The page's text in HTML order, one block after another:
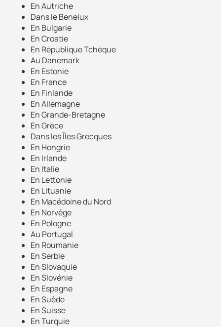
En Autriche
Dans le Benelux
En Bulgarie
En Croatie
En République Tchèque
Au Danemark
En Estonie
En France
En Finlande
En Allemagne
En Grande-Bretagne
En Grèce
Dans les Îles Grecques
En Hongrie
En Irlande
En Italie
En Lettonie
En Lituanie
En Macédoine du Nord
En Norvège
En Pologne
Au Portugal
En Roumanie
En Serbie
En Slovaquie
En Slovénie
En Espagne
En Suède
En Suisse
En Turquie